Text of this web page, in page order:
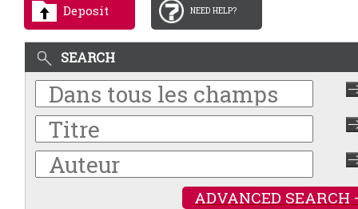
Deposit NEED HELP?
SEARCH
ADVANCED SEARCH